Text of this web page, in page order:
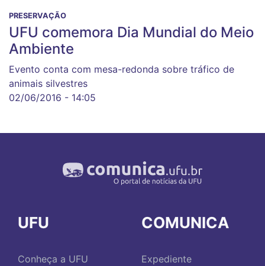
PRESERVAÇÃO
UFU comemora Dia Mundial do Meio
Ambiente
Evento conta com mesa-redonda sobre tráfico de
animais silvestres
02/06/2016 - 14:05
UFU
Conheça a UFU
COMUNICA
Expediente